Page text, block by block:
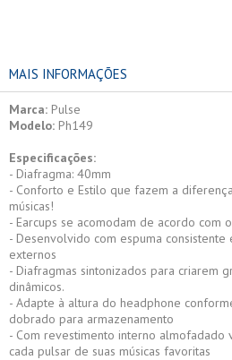
MAIS INFORMAÇÕES
Marca: Pulse
Modelo: Ph149
Especificações:
- Diafragma: 40mm
- Conforto e Estilo que fazem a
músicas!
- Earcups se acomodam de acordo com
- Desenvolvido com espuma
externos
- Diafragmas sintonizados para criarem
dinâmicos.
- Adapte à altura do headphone
dobrado para armazenamento
- Com revestimento interno almofadado
cada pulsar de suas músicas favoritas